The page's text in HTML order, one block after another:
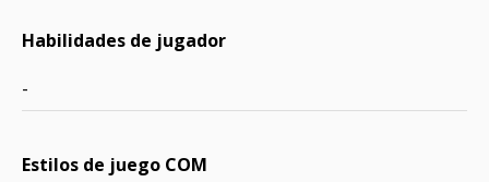
Habilidades de jugador
-
Estilos de juego COM